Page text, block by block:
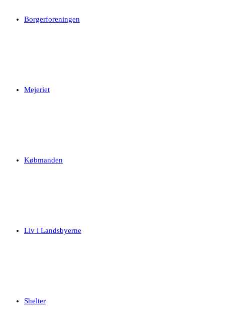
Borgerforeningen
Mejeriet
Købmanden
Liv i Landsbyerne
Shelter